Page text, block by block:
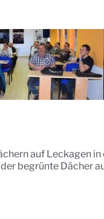
auf Leckagen
begrünte Dächer